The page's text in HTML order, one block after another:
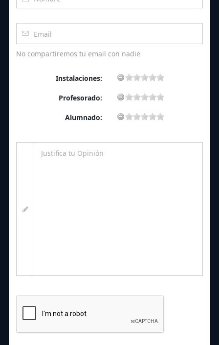
No compartiremos tu email con nadie
Instalaciones:
Profesorado:
Alumnado: